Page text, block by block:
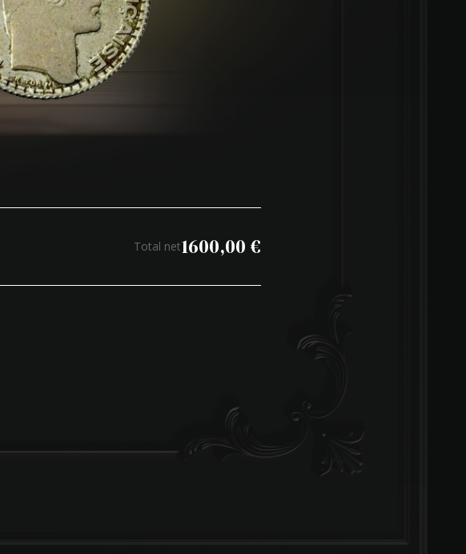
Total net1600,00€